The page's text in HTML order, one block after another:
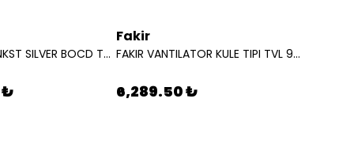
BEKO OCAK ANKST SILVER BOCD T 6510 7778220256
₺
Fakir
FAKIR VANTILATOR KULE TIPI TVL 90 S 31000860
6,289.50 ₺